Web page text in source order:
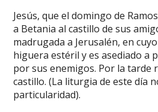
Jesús, que el domingo de
a Betania al castillo de sus
madrugada a Jerusalén, en
higuera estéril y es asediado a
por sus enemigos. Por la tarde
castillo. (La liturgia de este día
particularidad).